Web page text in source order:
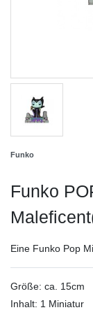
Funko
Funko
Eine Funko Pop
Größe: ca. 15cm
Inhalt: 1 Miniatur